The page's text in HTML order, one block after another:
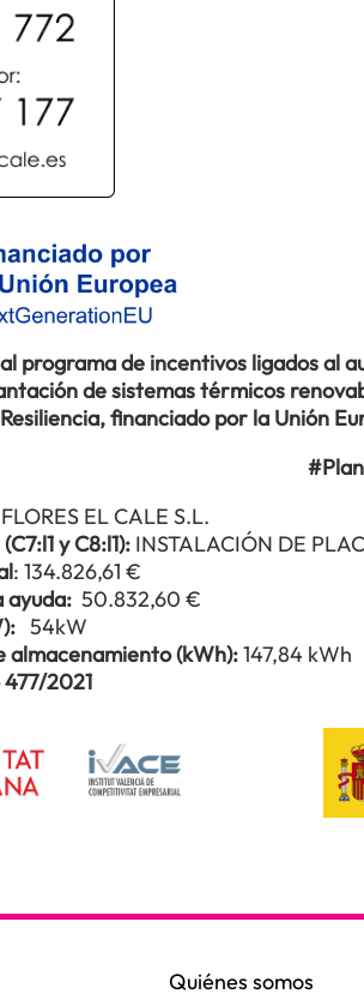
programa de incentivos ligados al
de sistemas térmicos
financiado por la Unión
EL CALE S.L.
y C8:l1): INSTALACIÓN DE
: 134.826,61 €
ayuda: 50.832,60 €
54kW
almacenamiento (kWh):147,84 kWh
2021
Quiénes somos